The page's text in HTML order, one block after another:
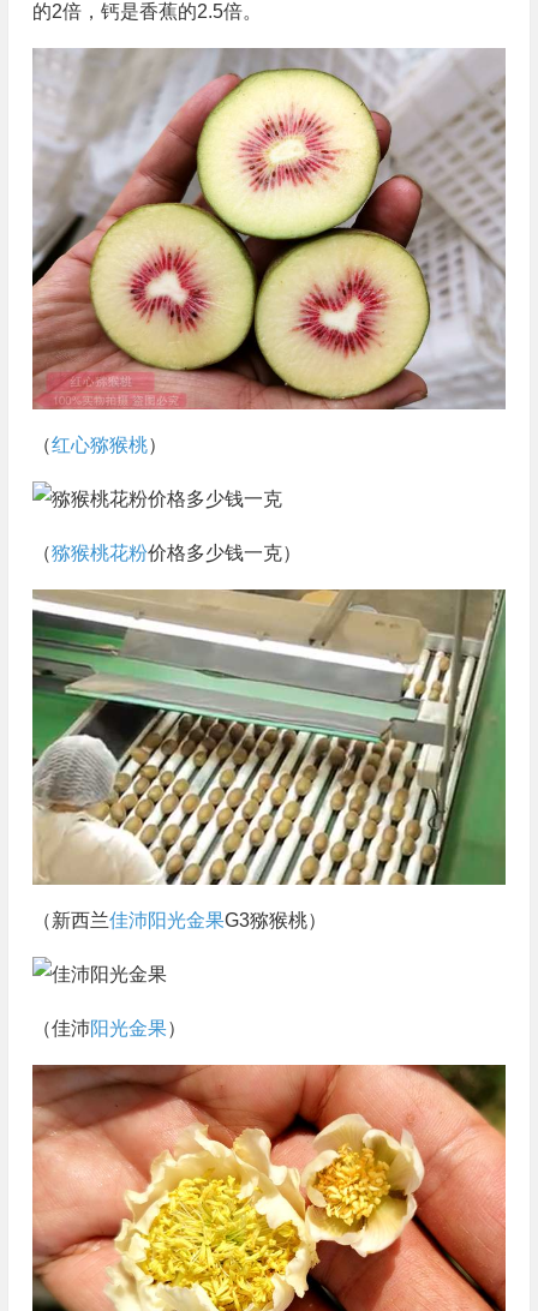
的2倍，钙是香蕉的2.5倍。
（红心猕猴桃）
（猕猴桃花粉价格多少钱一克）
（新西兰佳沛阳光金果G3猕猴桃）
（佳沛阳光金果）